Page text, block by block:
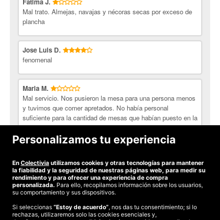
Fatima J.
Mal trato. Almejas, navajas y nécoras secas por exceso de
plancha
Jose Luis D.
fenomenal
Maria M.
Mal servicio. Nos pusieron la mesa para una persona menos
y tuvimos que comer apretados. No había personal
suficiente para la cantidad de mesas que habían puesto en la
terraza, por lo que tardaron en servirnos, el pescado estaba
frio. No tenían Lambrusco, como ofrecían en el bono
adquirido y además nos cobraron el pan que pedimos.
Ver todas las opiniones
©2026 Colectivia
Personalizamos tu experiencia
En Colectivia utilizamos cookies y otras tecnologías para mantener
la fiabilidad y la seguridad de nuestras páginas web, para medir su
rendimiento y para ofrecer una experiencia de compra
personalizada. Para ello, recopilamos información sobre los usuarios,
su comportamiento y sus dispositivos.
Si seleccionas “Estoy de acuerdo”, nos das tu consentimiento; si lo
rechazas, utilizaremos solo las cookies esenciales y,